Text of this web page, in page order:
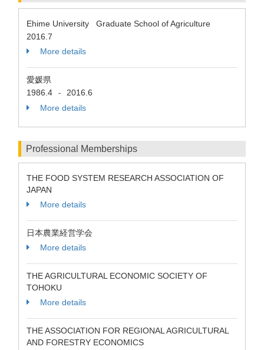
Ehime University Graduate School of Agriculture
2016.7
More details
愛媛県
1986.4
-
2016.6
More details
Professional Memberships
THE FOOD SYSTEM RESEARCH ASSOCIATION OF
JAPAN
More details
日本農業経営学会
More details
THE AGRICULTURAL ECONOMIC SOCIETY OF
TOHOKU
More details
THE ASSOCIATION FOR REGIONAL AGRICULTURAL
AND FORESTRY ECONOMICS